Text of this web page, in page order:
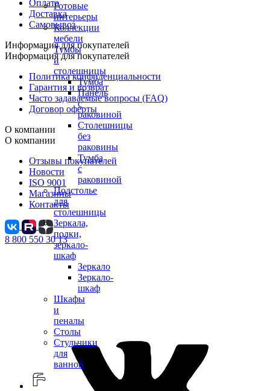
Готовые
интерьеры
Коллекции
мебели
Тумбы
и
столешницы
Тумба
Панель
с
раковиной
Столешницы
без
раковины
Тумба
с
раковиной
Подстолье
для
столешницы
Зеркала,
полки,
зеркало-
шкаф
Зеркало
Зеркало-
шкаф
Шкафы
и
пеналы
Столы
Стульчики
для
ванной
Оплата
Доставка
Самовывоз
Информация для покупателей
Информация для покупателей
Политика конфиденциальности
Гарантия и возврат
Часто задаваемые вопросы (FAQ)
Договор оферты
О компании
О компании
Отзывы покупателей
Новости
ISO 9001
Магазины
Контакты
8 800 550 30 13